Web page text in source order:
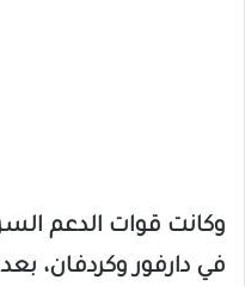
وكانت قوات الدعم
في دارفور وكردفان،